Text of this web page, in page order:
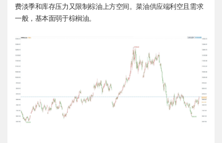
费淡季和库存压力又限制棕油上方空间。菜油供应端利空且需求
一般，基本面弱于棕榈油。